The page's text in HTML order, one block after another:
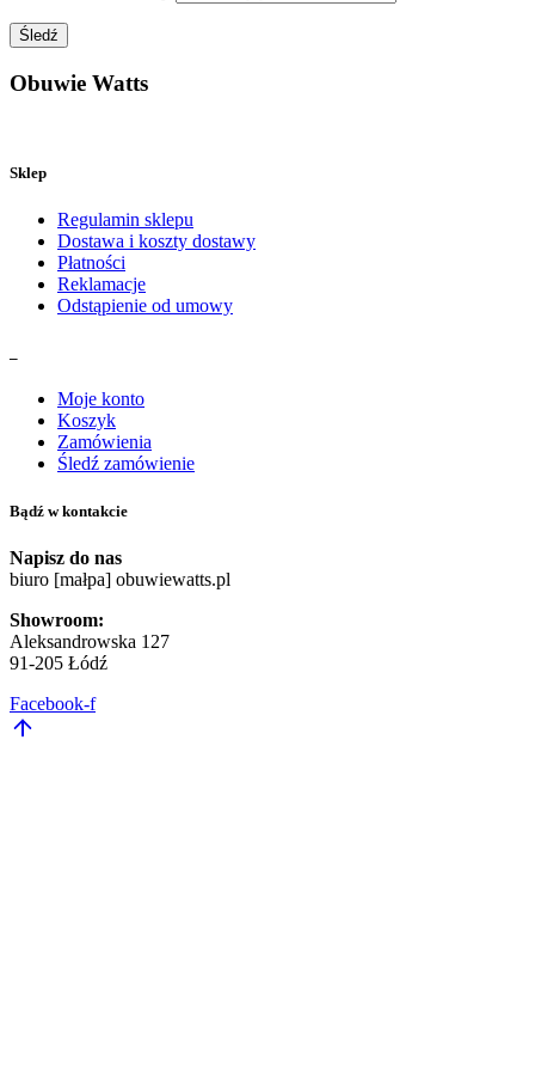
Śledź
Obuwie Watts
Sklep
Regulamin sklepu
Dostawa i koszty dostawy
Płatności
Reklamacje
Odstąpienie od umowy
Moje konto
Koszyk
Zamówienia
Śledź zamówienie
Bądź w kontakcie
Napisz do nas
biuro [małpa] obuwiewatts.pl
Showroom:
Aleksandrowska 127
91-205 Łódź
Facebook-f